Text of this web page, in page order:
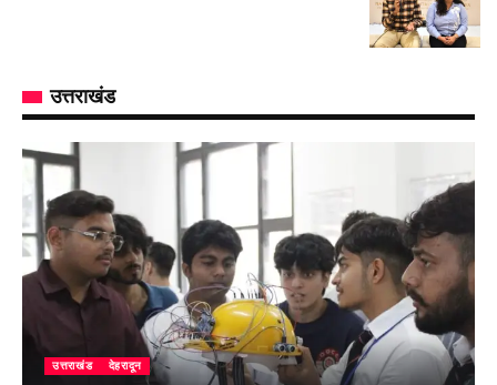
उत्तराखंड
उत्तराखंड देहरादून